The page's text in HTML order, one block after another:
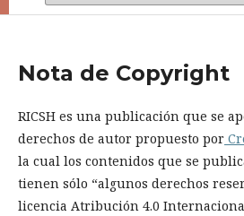
Nota de Copyright
RICSH es una publicación que se
derechos de autor propuesto por
la cual los contenidos que se
tienen sólo “algunos derechos
licencia Atribución 4.0